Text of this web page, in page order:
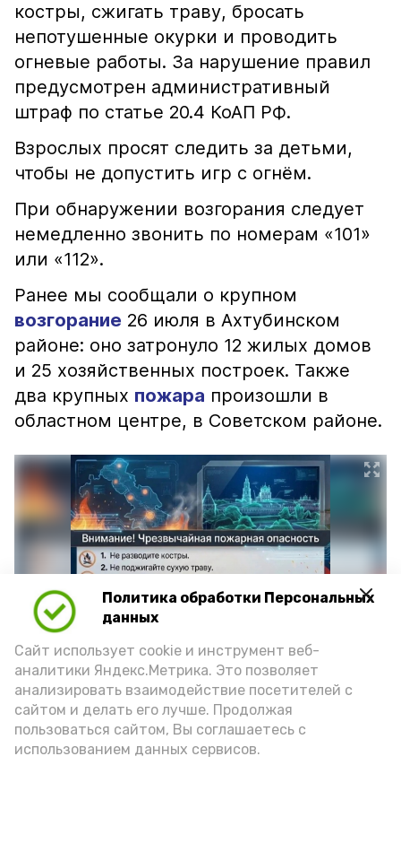
Политика обработки Персональных
данных
Сайт использует cookie и инструмент веб-
аналитики Яндекс.Метрика. Это позволяет
анализировать взаимодействие посетителей с
сайтом и делать его лучше. Продолжая
пользоваться сайтом, Вы соглашаетесь с
использованием данных сервисов.
костры, сжигать траву, бросать
непотушенные окурки и проводить
огневые работы. За нарушение правил
предусмотрен административный
штраф по статье 20.4 КоАП РФ.
Взрослых просят следить за детьми,
чтобы не допустить игр с огнём.
При обнаружении возгорания следует
немедленно звонить по номерам «101»
или «112».
Ранее мы сообщали о крупном
возгорание 26 июля в Ахтубинском
районе: оно затронуло 12 жилых домов
и 25 хозяйственных построек. Также
два крупных пожара произошли в
областном центре, в Советском районе.
Фото: max.ru/mchs_astrakhan